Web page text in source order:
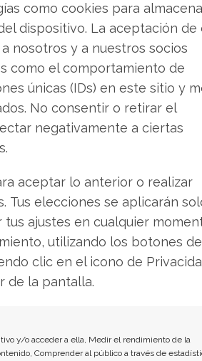
como cookies para
dispositivo. La aceptación de
nosotros y a nuestros socios
como el comportamiento de
únicas (IDs) en este sitio y
No consentir o retirar el
negativamente a ciertas
aceptar lo anterior o realizar
Tus elecciones se aplicarán
ajustes en cualquier
utilizando los botones
clic en el icono de
de la pantalla.
y/o acceder a ella, Medir el rendimiento de la
Comprender al público a través de
Esferas
de los grandes
Moeller realizó ventas por
directa en
interpretarse como
una estrategia
Group o Edmond de
trimestre, con aumentos
la naturaleza defensiva
o ampliar posiciones.
fondos crea un
los gestores